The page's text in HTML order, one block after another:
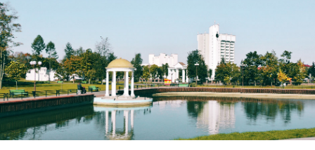
Перейти
к
содержанию